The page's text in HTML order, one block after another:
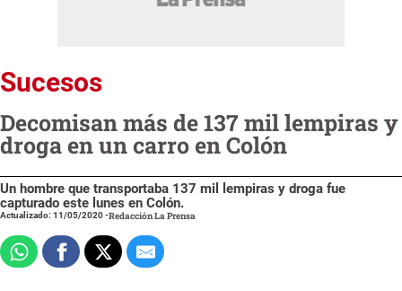
Sucesos
Decomisan más de 137 mil lempiras y
droga en un carro en Colón
Un hombre que transportaba 137 mil lempiras y droga fue
capturado este lunes en Colón.
Actualizado: 11/05/2020-Redacción La Prensa